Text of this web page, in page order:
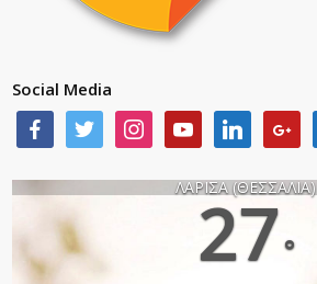
Social Media
ΛΑΡΙΣΑ (ΘΕΣΣΑΛΙΑ)
27°